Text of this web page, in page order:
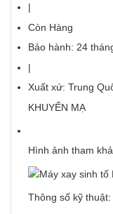
|
Còn Hàng
Bảo hành: 24
|
Xuất xứ: Trung
KHUYẾN MẠ
Hình ảnh tham
Thông số kỹ